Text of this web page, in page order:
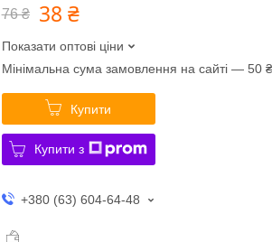
76 ₴ 38 ₴
Показати оптові ціни
Мінімальна сума замовлення на сайті — 50 ₴
Купити
Купити з
+380 (63) 604-64-48